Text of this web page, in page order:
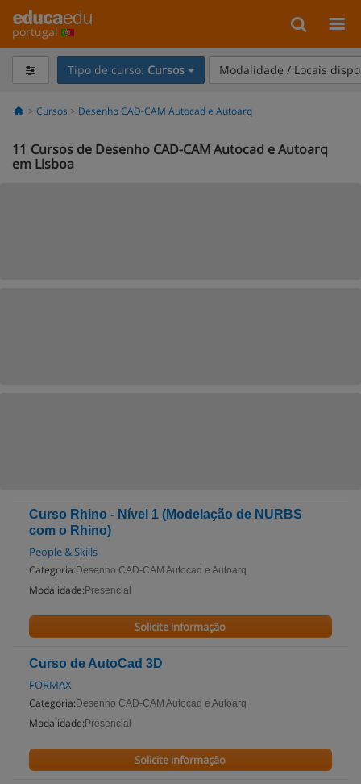
portugal
Tipo de curso: Cursos Modalidade / Locais
Cursos Desenho CAD-CAM Autocad e Autoarq
11 Cursos de Desenho CAD-CAM Autocad e Autoarq
em Lisboa
Curso Rhino - Nível 1 (Modelação de NURBS
com o Rhino)
People & Skills
Categoria: Desenho CAD-CAM Autocad e Autoarq
Modalidade: Presencial
Solicite informação
Curso de AutoCad 3D
FORMAX
Categoria: Desenho CAD-CAM Autocad e Autoarq
Modalidade: Presencial
Solicite informação